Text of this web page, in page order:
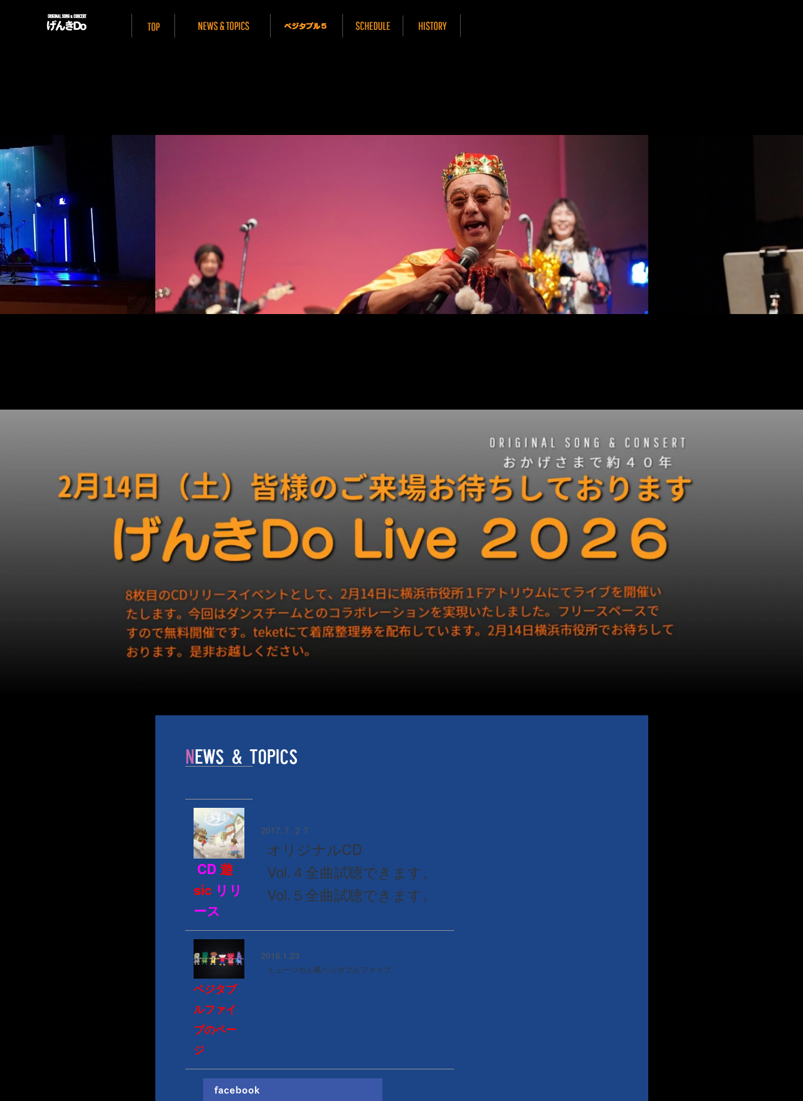
CD遊
sicリリ
ース
2017.７.２７
オリジナルCD
Vol.４全曲試聴できます。
Vol.５全曲試聴できます。
ベジタブ
ルファイ
ブのペー
ジ
2016.1.23
ミュージカル風ベジタブルファイブ